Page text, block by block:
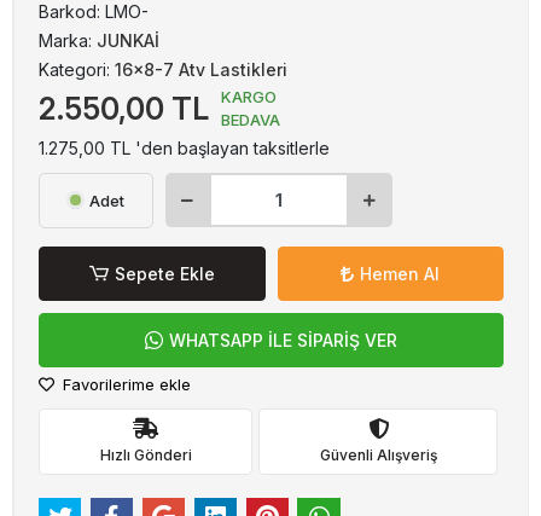
Barkod: LMO-
Marka: JUNKAİ
Kategori: 16x8-7 Atv Lastikleri
2.550,00 TL
KARGO
BEDAVA
1.275,00 TL 'den başlayan taksitlerle
Adet
Sepete Ekle Hemen Al
WHATSAPP İLE SİPARİŞ VER
Favorilerime ekle
Hızlı Gönderi Güvenli Alışveriş